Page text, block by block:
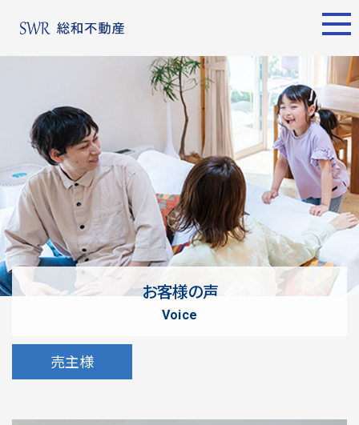
名古屋エリア
物件検索
物件一覧
東京エリア
物件検索
物件一覧
エリア別
名古屋エリア
不動産売却
について
購入希望者
情報一覧
について
売却サポート
シーンごとの売却
売り方のメリット・デメ
リット
買い替えの流れ
売却実績
戸建てを高く売るための
お客様の声
voice
売主様